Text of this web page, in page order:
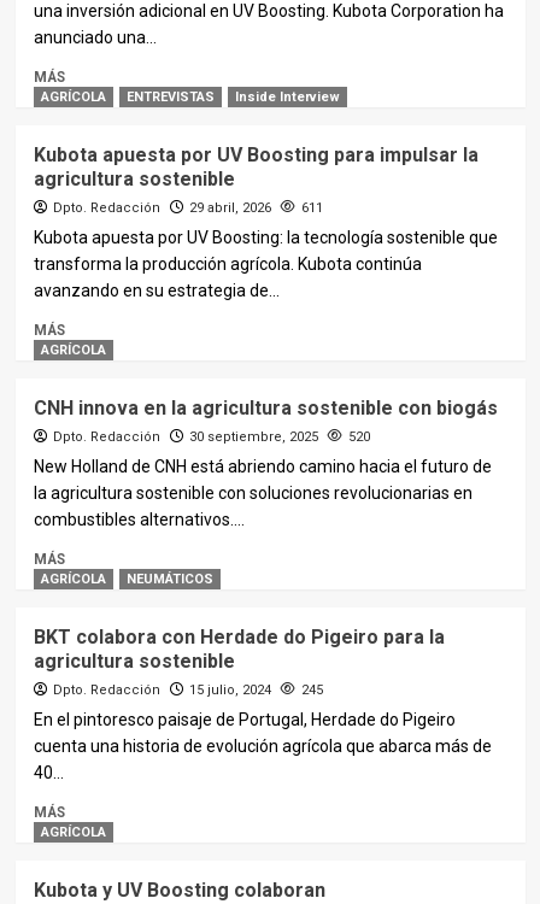
una inversión adicional en UV Boosting. Kubota Corporation ha
anunciado una...
MÁS
AGRÍCOLA ENTREVISTAS Inside Interview
Kubota apuesta por UV Boosting para impulsar la
agricultura sostenible
Dpto. Redacción 29 abril, 2026 611
Kubota apuesta por UV Boosting: la tecnología sostenible que
transforma la producción agrícola. Kubota continúa
avanzando en su estrategia de...
MÁS
AGRÍCOLA
CNH innova en la agricultura sostenible con biogás
Dpto. Redacción 30 septiembre, 2025 520
New Holland de CNH está abriendo camino hacia el futuro de
la agricultura sostenible con soluciones revolucionarias en
combustibles alternativos....
MÁS
AGRÍCOLA NEUMÁTICOS
BKT colabora con Herdade do Pigeiro para la
agricultura sostenible
Dpto. Redacción 15 julio, 2024 245
En el pintoresco paisaje de Portugal, Herdade do Pigeiro
cuenta una historia de evolución agrícola que abarca más de
40...
MÁS
AGRÍCOLA
Kubota y UV Boosting colaboran